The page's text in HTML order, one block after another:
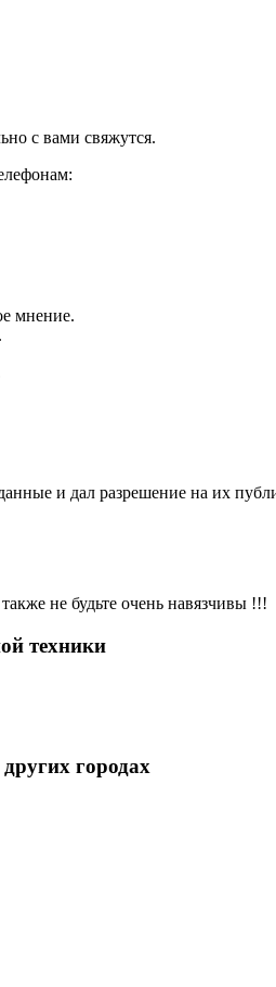
с вами свяжутся.
мнение.
и дал разрешение на их
не будьте очень навязчивы !!!
техники
городах